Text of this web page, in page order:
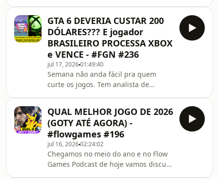
finalmente vai vir! Vem f
bem caras. Além disso, tivemos mais
um trailer do novo Resident Evil e
muitas novidades.Vem conferir uma
coisa aqui ó 👀⚡
GTA 6 DEVERIA CUSTAR 200
DÓLARES??? E jogador
BRASILEIRO PROCESSA XBOX
e VENCE - #FGN #236
jul 17, 202601:49:40
Semana não anda fácil pra quem
curte os jogos. Tem analista de
acreditar nos motivos pelos quais ele
defende que o título da Rockstar
precisava sair por mais que o dobro
disso. Vai vendo. Também tivemos o
sucesso de Assassin&#39;s Creed
Black Flag Resynced com a Ubisoft
dando presentinhos para os
QUAL MELHOR JOGO DE 2026
(GOTY ATÉ AGORA) -
#flowgames #196
jul 16, 202602:24:02
Chegamos no meio do ano e no Flow
Games Podcast de hoje vamos discutir